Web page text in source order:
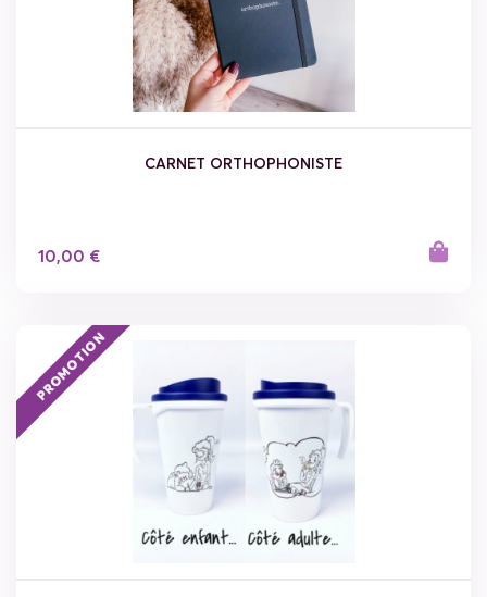
CARNET ORTHOPHONISTE
10,00 €
PROMOTION